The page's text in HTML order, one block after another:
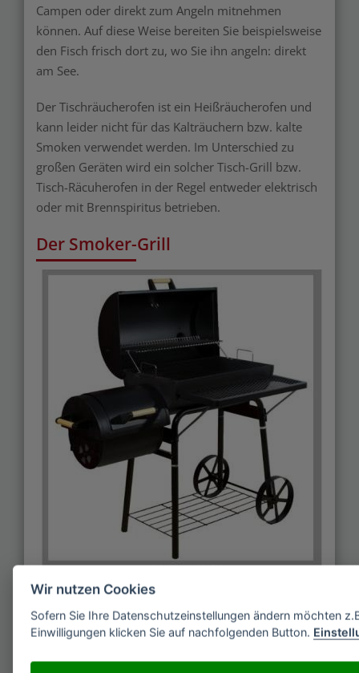
Campen oder direkt zum Angeln mitnehmen
können. Auf diese Weise bereiten Sie beispielsweise
den Fisch frisch dort zu, wo Sie ihn angeln: direkt
am See.
Der Tischräucherofen ist ein Heißräucherofen und
kann leider nicht für das Kalträuchern bzw. kalte
Smoken verwendet werden. Im Unterschied zu
großen Geräten wird ein solcher Tisch-Grill bzw.
Tisch-Räcuherofen in der Regel entweder elektrisch
oder mit Brennspiritus betrieben.
Der Smoker-Grill
Smoker-Grills eignen sich nicht nur für das Smoken,
sondern können auch zum herkömmlichen und
indirekten Grillen verwendet werden. Es handelt
Wir nutzen Cookies
Sofern Sie Ihre Datenschutzeinstellungen ändern möchten
Einwilligungen klicken Sie auf nachfolgenden Button.